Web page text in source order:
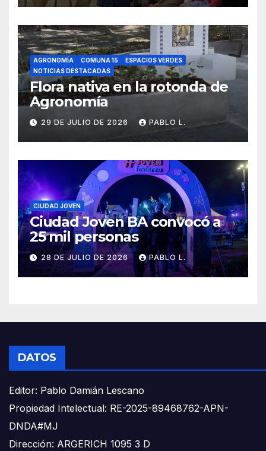
AGRONOMÍA COMUNA 15
ESPACIOS VERDES
NOTICIAS DESTACADAS
Flora nativa en la rotonda de
Agronomía
29 DE JULIO DE 2026 PABLO L.
CIUDAD JOVEN
Ciudad Joven BA convocó a
25 mil personas
28 DE JULIO DE 2026 PABLO L.
DATOS
Editor: Pablo Damián Lescano
Propiedad Intelectual: RE-2025-89468762-APN-
DNDA#MJ
Dirección: ARGERICH 1095 3 D